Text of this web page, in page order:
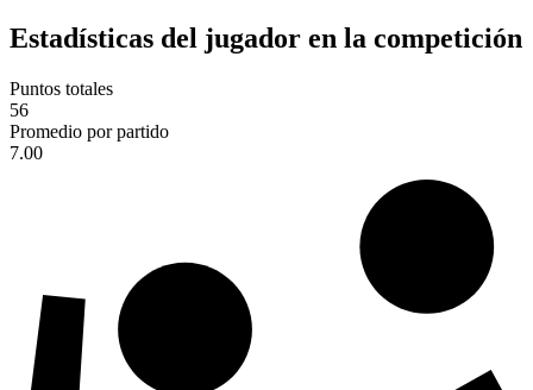
Estadísticas del jugador en la competición
Puntos totales
56
Promedio por partido
7.00